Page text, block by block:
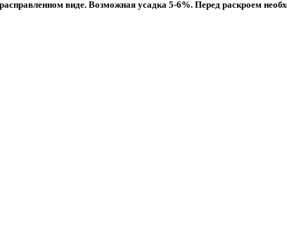
виде. Возможная усадка 5-6%. Перед раскроем